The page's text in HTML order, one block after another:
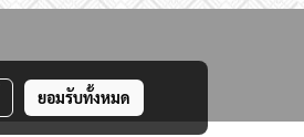
ยอมรับทั้งหมด